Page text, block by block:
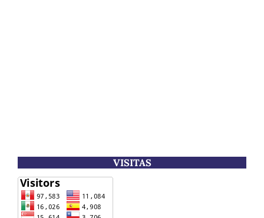
VISITAS